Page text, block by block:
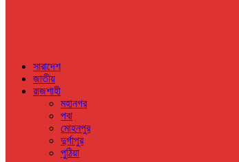
সারাদেশ
জাতীয়
রাজশাহী
মহানগর
পবা
মোহনপুর
দুর্গাপুর
পুঠিয়া